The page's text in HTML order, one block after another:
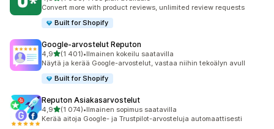
1080 arvostelua yhteensä
Convert more with product reviews, unlimited review requests
Built for Shopify
Google‑arvostelut Reputon
4,9/ 5 tähteä
(1 401)
1401 arvostelua yhteensä
•Ilmainen kokeilu saatavilla
Näytä ja kerää Google-arvostelut, vastaa niihin tekoälyn avull
Built for Shopify
Reputon Asiakasarvostelut
4,9/ 5 tähteä
(1 074)
1074 arvostelua yhteensä
•Ilmainen sopimus saatavilla
Kerää aitoja Google- ja Trustpilot-arvosteluja automaattisesti